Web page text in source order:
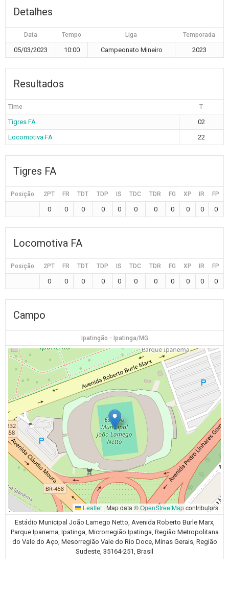
Detalhes
Data Tempo Liga Temporada
05/03/2023 10:00 Campeonato Mineiro 2023
Resultados
Time T
Tigres FA
02
Locomotiva FA
22
Tigres FA
Posição 2PT FR TDT TDP IS TDC TDR FG XP IR FP
0 0 0 0 0 0 0 0 0 0 0
Locomotiva FA
Posição 2PT FR TDT TDP IS TDC TDR FG XP IR FP
0 0 0 0 0 0 0 0 0 0 0
Campo
Ipatingão - Ipatinga/MG
Leaflet | Map data ©OpenStreetMapcontributors
Estádio Municipal João Lamego Netto, Avenida Roberto Burle Marx,
Parque Ipanema, Ipatinga, Microrregião Ipatinga, Região Metropolitana
do Vale do Aço, Mesorregião Vale do Rio Doce, Minas Gerais, Região
Sudeste, 35164-251, Brasil